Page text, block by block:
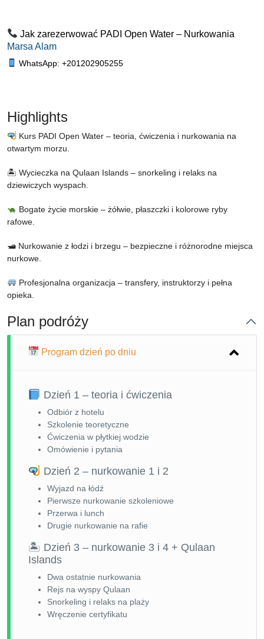
Jak zarezerwować PADI Open Water – Nurkowania
Marsa Alam
WhatsApp: +201202905255
Highlights
Kurs PADI Open Water – teoria, ćwiczenia i nurkowania na
otwartym morzu.
🏝 Wycieczka na Qulaan Islands – snorkeling i relaks na
dziewiczych wyspach.
Bogate życie morskie – żółwie, płaszczki i kolorowe ryby
rafowe.
🛥 Nurkowanie z łodzi i brzegu – bezpieczne i różnorodne miejsca
nurkowe.
Profesjonalna organizacja – transfery, instruktorzy i pełna
opieka.
Plan podróży
Program dzień po dniu
Dzień 1 – teoria i ćwiczenia
Odbiór z hotelu
Szkolenie teoretyczne
Ćwiczenia w płytkiej wodzie
Omówienie i pytania
Dzień 2 – nurkowanie 1 i 2
Wyjazd na łódź
Pierwsze nurkowanie szkoleniowe
Przerwa i lunch
Drugie nurkowanie na rafie
🏝 Dzień 3 – nurkowanie 3 i 4 + Qulaan
Islands
Dwa ostatnie nurkowania
Rejs na wyspy Qulaan
Snorkeling i relaks na plaży
Wręczenie certyfikatu